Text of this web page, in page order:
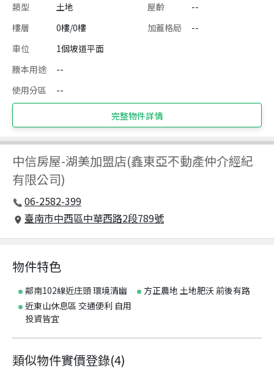
類型 土地 屋齡
--
樓層
0樓/0樓 加蓋格局
--
車位
1個坡道平面
謄本用途
--
使用分區
--
完整物件詳情
中信房屋-湖美加盟店(鑫東亞不動產仲介經紀
有限公司)
06-2582-399
臺南市中西區中華西路2段789號
物件特色
鄰南102線近庄頭 環境清幽
方正農地 土地肥沃 前後有路
近東山休息區 交通便利 自用
投資皆宜
類似物件實價登錄(4)